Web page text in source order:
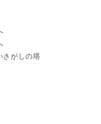
さがしの塔